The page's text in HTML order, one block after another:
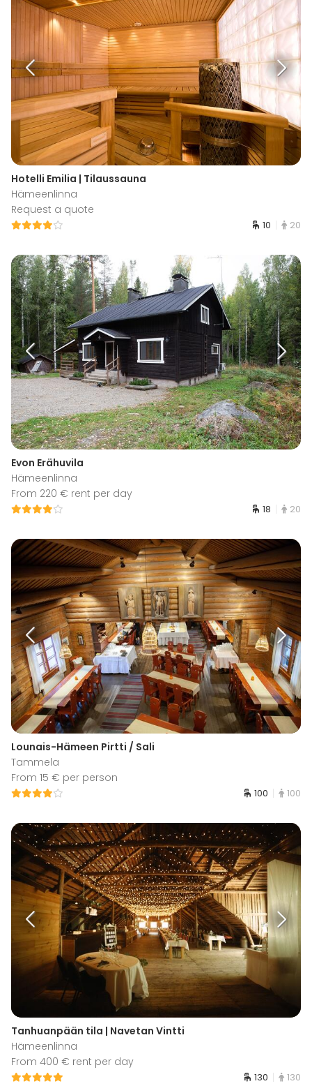
Hotelli Emilia | Tilaussauna
Hämeenlinna
Request a quote
10 20
Evon Erähuvila
Hämeenlinna
From 220 € rent per day
18 20
Lounais-Hämeen Pirtti / Sali
Tammela
From 15 € per person
100 100
Tanhuanpään tila | Navetan Vintti
Hämeenlinna
From 400 € rent per day
130 130